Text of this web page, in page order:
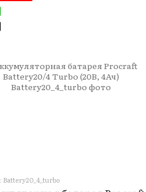
Battery20_4_turbo